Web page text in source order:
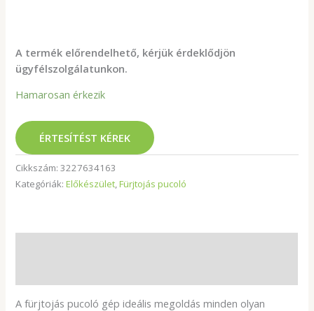
A termék előrendelhető, kérjük érdeklődjön
ügyfélszolgálatunkon.
Hamarosan érkezik
ÉRTESÍTÉST KÉREK
Cikkszám:3227634163
Kategóriák:Előkészület ,Fürjtojás pucoló
A fürjtojás pucoló gép ideális megoldás minden olyan